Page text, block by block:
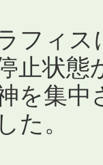
フィス
止状態
を集中
た。